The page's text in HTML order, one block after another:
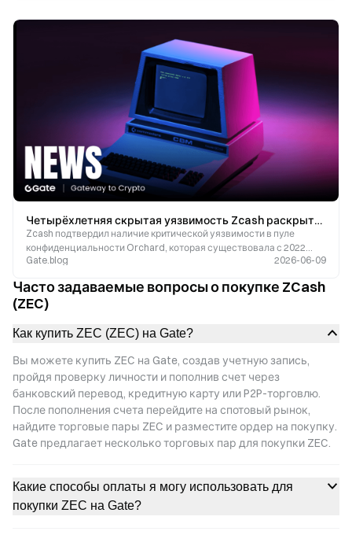
Четырёхлетняя скрытая уязвимость Zcash раскрыта с помощью ИИ: ZEC резко упал, затем восстановился — как при?
Zcash подтвердил наличие критической уязвимости в пуле
конфиденциальности Orchard, которая существовала с 2022
года. Это привело к падению курса ZEC до 43%.
Gate.blog 2026-06-09
Часто задаваемые вопросы о покупке ZCash
(ZEC)
Как купить ZEC (ZEC) на Gate?
Вы можете купить ZEC на Gate, создав учетную запись,
пройдя проверку личности и пополнив счет через
банковский перевод, кредитную карту или P2P-торговлю.
После пополнения счета перейдите на спотовый рынок,
найдите торговые пары ZEC и разместите ордер на покупку.
Gate предлагает несколько торговых пар для покупки ZEC.
Какие способы оплаты я могу использовать для
покупки ZEC на Gate?